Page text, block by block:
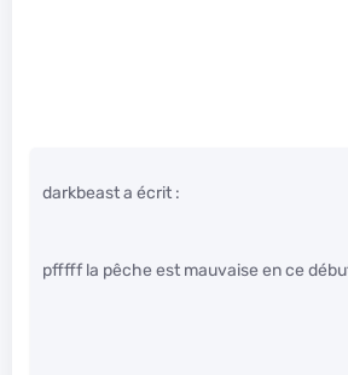
darkbeast a écrit :
pfffff la pêche est mauvaise en ce